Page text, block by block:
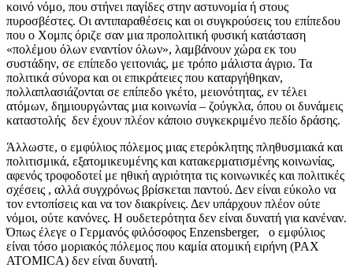
κοινό νόμο, που στήνει παγίδες στην αστυνομία ή στους
πυροσβέστες. Οι αντιπαραθέσεις και οι συγκρούσεις του επίπεδου
που ο Χομπς όριζε σαν μια προπολιτική φυσική κατάσταση
«πολέμου όλων εναντίον όλων», λαμβάνουν χώρα εκ του
συστάδην, σε επίπεδο γειτονιάς, με τρόπο μάλιστα άγριο. Τα
πολιτικά σύνορα και οι επικράτειες που καταργήθηκαν,
πολλαπλασιάζονται σε επίπεδο γκέτο, μειονότητας, εν τέλει
ατόμων, δημιουργώντας μια κοινωνία – ζούγκλα, όπου οι δυνάμεις
καταστολής δεν έχουν πλέον κάποιο συγκεκριμένο πεδίο δράσης.
Άλλωστε, ο εμφύλιος πόλεμος μιας ετερόκλητης πληθυσμιακά και
πολιτισμικά, εξατομικευμένης και κατακερματισμένης κοινωνίας,
αφενός τροφοδοτεί με ηθική αγριότητα τις κοινωνικές και πολιτικές
σχέσεις , αλλά συγχρόνως βρίσκεται παντού. Δεν είναι εύκολο να
τον εντοπίσεις και να τον διακρίνεις. Δεν υπάρχουν πλέον ούτε
νόμοι, ούτε κανόνες. Η ουδετερότητα δεν είναι δυνατή για κανέναν.
Όπως έλεγε ο Γερμανός φιλόσοφος Enzensberger, ο εμφύλιος
είναι τόσο μοριακός πόλεμος που καμία ατομική ειρήνη (PAX
ATOMICA) δεν είναι δυνατή.